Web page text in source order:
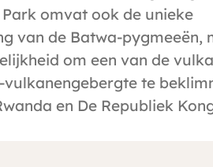
omvat ook de unieke
van de Batwa-pygmeeën,
om een ​​van de
te
en De Republiek